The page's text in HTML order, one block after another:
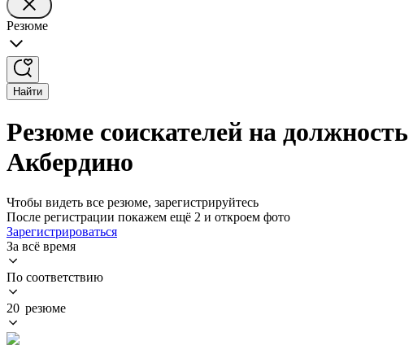
Резюме
Найти
Резюме соискателей на
Акбердино
Чтобы видеть все резюме, зарегистрируйтесь
После регистрации покажем ещё 2 и откроем фото
Зарегистрироваться
За всё время
По соответствию
20 резюме